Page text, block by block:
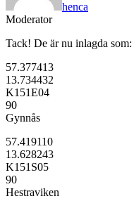
henca
Moderator
Tack! De är nu inlagda som:
57.377413
13.734432
K151E04
90
Gynnås
57.419110
13.628243
K151S05
90
Hestraviken